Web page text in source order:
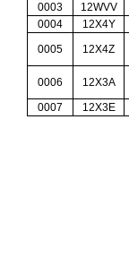
0003
12WVV
0004
12X4Y
0005
12X4Z
0006 12X3A
0007
12X3E